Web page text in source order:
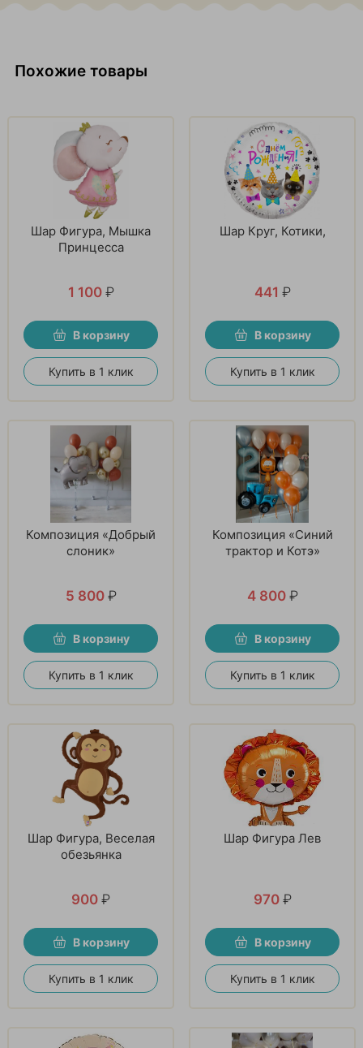
Похожие товары
Шар Фигура, Мышка
Принцесса
1 100 ₽
В корзину
Купить в 1 клик
Шар Круг, Котики,
441 ₽
В корзину
Купить в 1 клик
Композиция «Добрый
слоник»
5 800 ₽
В корзину
Купить в 1 клик
Композиция «Синий
трактор и Котэ»
4 800 ₽
В корзину
Купить в 1 клик
Шар Фигура, Веселая
обезьянка
900 ₽
В корзину
Купить в 1 клик
Шар Фигура Лев
970 ₽
В корзину
Купить в 1 клик